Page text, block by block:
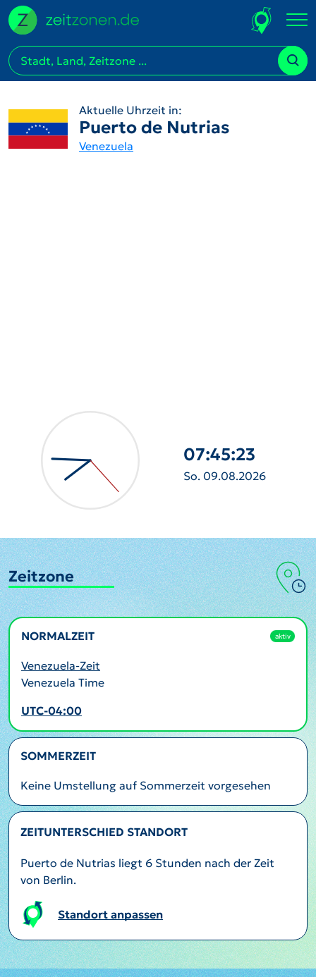
Aktuelle Uhrzeit in:
Puerto de Nutrias
Venezuela
07:45:24
So. 09.08.2026
Zeitzone
NORMALZEIT aktiv
Venezuela-Zeit
Venezuela Time
UTC-04:00
SOMMERZEIT
Keine Umstellung auf Sommerzeit vorgesehen
ZEITUNTERSCHIED STANDORT
Puerto de Nutrias liegt 6 Stunden nach der Zeit
von Berlin.
Standort anpassen